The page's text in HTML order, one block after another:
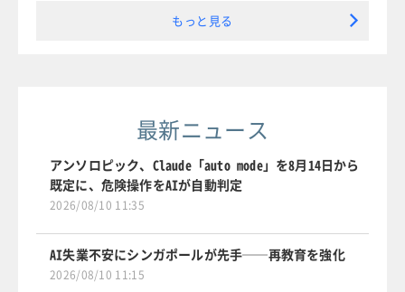
もっと見る
最新ニュース
アンソロピック、Claude「auto mode」を8月14日から
既定に、危険操作をAIが自動判定
2026/08/10 11:35
AI失業不安にシンガポールが先手──再教育を強化
2026/08/10 11:15